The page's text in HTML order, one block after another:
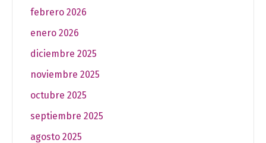
febrero 2026
enero 2026
diciembre 2025
noviembre 2025
octubre 2025
septiembre 2025
agosto 2025